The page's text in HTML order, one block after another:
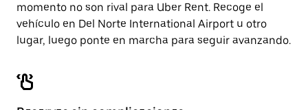
momento no son rival para Uber Rent. Recoge el
vehículo en Del Norte International Airport u otro
lugar, luego ponte en marcha para seguir avanzando.